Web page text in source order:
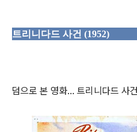
트리니다드 사건 (1952)
덤으로 본 영화... 트리니다드